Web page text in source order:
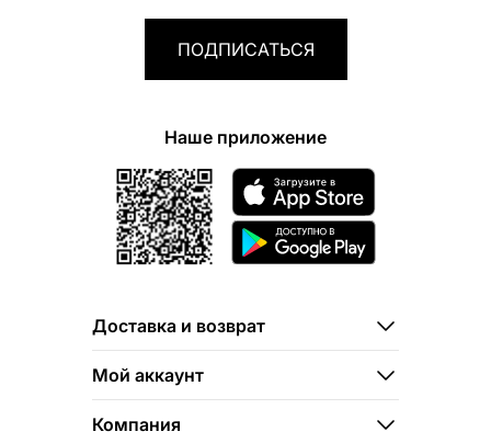
ПОДПИСАТЬСЯ
Наше приложение
Доставка и возврат
Мой аккаунт
Компания